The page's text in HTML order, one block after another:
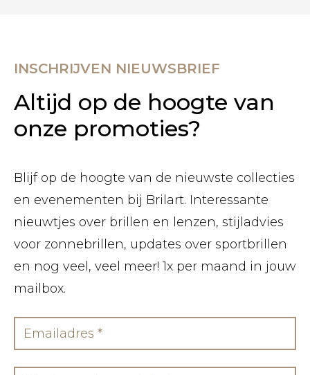
INSCHRIJVEN NIEUWSBRIEF
Altijd op de hoogte van
onze promoties?
Blijf op de hoogte van de nieuwste collecties
en evenementen bij Brilart. Interessante
nieuwtjes over brillen en lenzen, stijladvies
voor zonnebrillen, updates over sportbrillen
en nog veel, veel meer! 1x per maand in jouw
mailbox.